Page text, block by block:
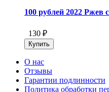
100 рублей 2022 Ржев
130 ₽
О нас
Отзывы
Гарантии подлинности
Политика обработки